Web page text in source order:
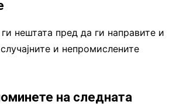
нештата пред да ги направите и
случајните и непромислените
на следната